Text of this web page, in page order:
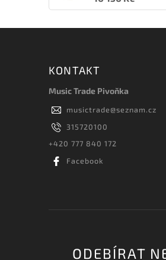
KONTAKT
Music Trade Pivoňka
musictrade@seznam.cz
315720100
+420 777 840 172
Facebook
ODEBÍRAT